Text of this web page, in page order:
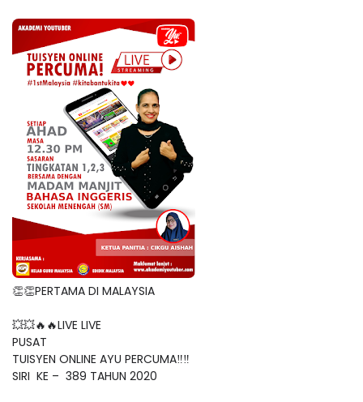
👏👏PERTAMA DI MALAYSIA
💥💥🔥🔥LIVE LIVE
PUSAT
TUISYEN ONLINE AYU PERCUMA‼️‼️
SIRI KE – 389 TAHUN 2020